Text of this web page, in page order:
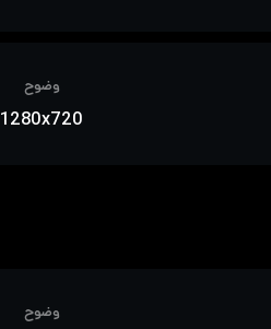
وضوح
1280x720
وضوح